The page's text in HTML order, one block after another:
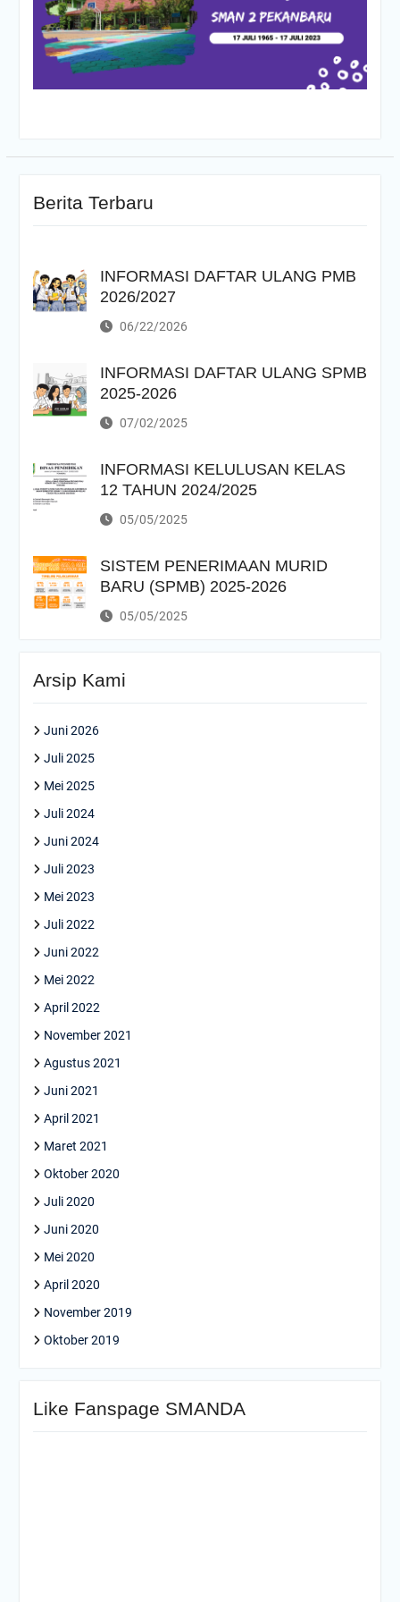
Berita Terbaru
INFORMASI DAFTAR ULANG PMB
2026/2027
06/22/2026
INFORMASI DAFTAR ULANG SPMB
2025-2026
07/02/2025
INFORMASI KELULUSAN KELAS
12 TAHUN 2024/2025
05/05/2025
SISTEM PENERIMAAN MURID
BARU (SPMB) 2025-2026
05/05/2025
Arsip Kami
Juni 2026
Juli 2025
Mei 2025
Juli 2024
Juni 2024
Juli 2023
Mei 2023
Juli 2022
Juni 2022
Mei 2022
April 2022
November 2021
Agustus 2021
Juni 2021
April 2021
Maret 2021
Oktober 2020
Juli 2020
Juni 2020
Mei 2020
April 2020
November 2019
Oktober 2019
Like Fanspage SMANDA